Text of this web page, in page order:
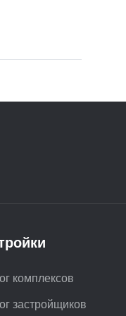
комплексов
застройщиков